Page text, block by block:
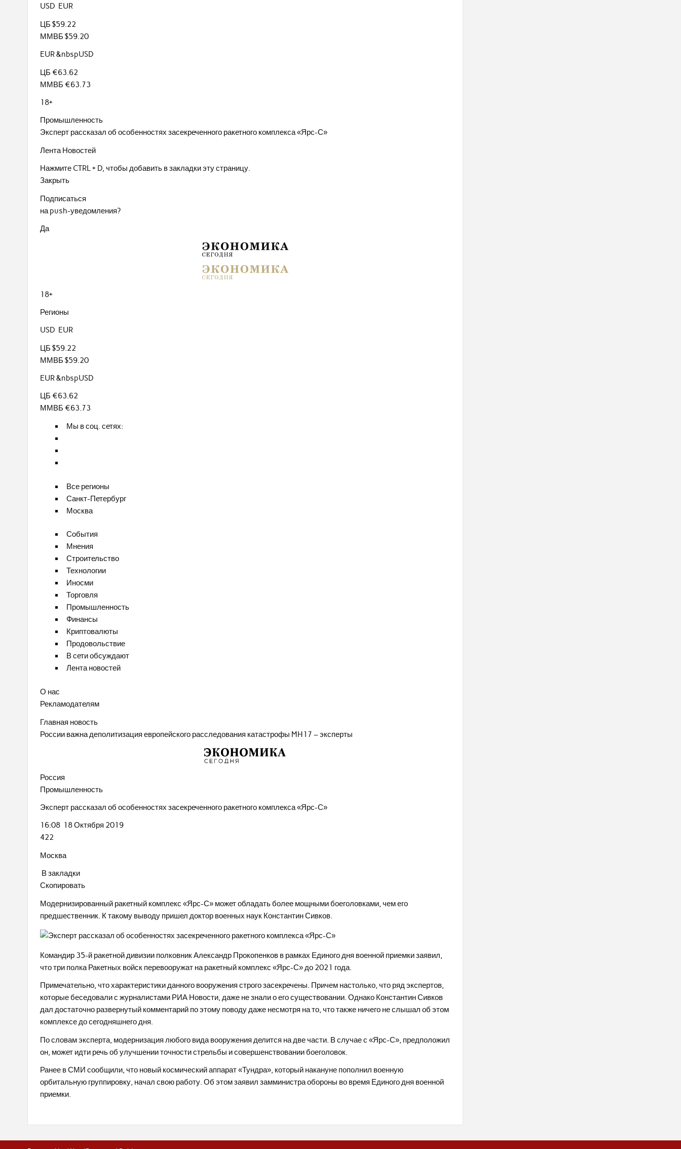
USD EUR
ЦБ $59.22
ММВБ $59.20
EUR &nbspUSD
ЦБ €63.62
ММВБ €63.73
18+
Промышленность
Эксперт рассказал об особенностях засекреченного ракетного комплекса «Ярс-С»
Лента Новостей
Нажмите CTRL + D, чтобы добавить в закладки эту страницу.
Закрыть
Подписаться
на push-уведомления?
Да
18+
Регионы
USD EUR
ЦБ $59.22
ММВБ $59.20
EUR &nbspUSD
ЦБ €63.62
ММВБ €63.73
Мы в соц. сетях:
Все регионы
Санкт-Петербург
Москва
События
Мнения
Строительство
Технологии
Иносми
Торговля
Промышленность
Финансы
Криптовалюты
Продовольствие
В сети обсуждают
Лента новостей
О нас
Рекламодателям
Главная новость
России важна деполитизация европейского расследования катастрофы MH17 – эксперты
Россия
Промышленность
Эксперт рассказал об особенностях засекреченного ракетного комплекса «Ярс-С»
16:08 18 Октября 2019
422
Москва
В закладки
Скопировать
Модернизированный ракетный комплекс «Ярс-С» может обладать более мощными боеголовками, чем его
предшественник. К такому выводу пришел доктор военных наук Константин Сивков.
Командир 35-й ракетной дивизии полковник Александр Прокопенков в рамках Единого дня военной приемки заявил,
что три полка Ракетных войск перевооружат на ракетный комплекс «Ярс-С» до 2021 года.
Примечательно, что характеристики данного вооружения строго засекречены. Причем настолько, что ряд экспертов,
которые беседовали с журналистами РИА Новости, даже не знали о его существовании. Однако Константин Сивков
дал достаточно развернутый комментарий по этому поводу даже несмотря на то, что также ничего не слышал об этом
комплексе до сегодняшнего дня.
По словам эксперта, модернизация любого вида вооружения делится на две части. В случае с «Ярс-С», предположил
он, может идти речь об улучшении точности стрельбы и совершенствовании боеголовок.
Ранее в СМИ сообщили, что новый космический аппарат «Тундра», который накануне пополнил военную
орбитальную группировку, начал свою работу. Об этом заявил замминистра обороны во время Единого дня военной
приемки.